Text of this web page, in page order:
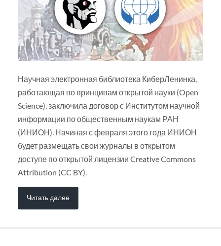
Научная электронная библиотека КиберЛенинка,
работающая по принципам открытой науки (Open
Science), заключила договор с Институтом научной
информации по общественным наукам РАН
(ИНИОН). Начиная с февраля этого года ИНИОН
будет размещать свои журналы в открытом
доступе по открытой лицензии Creative Commons
Attribution (CC BY).
Читать далее